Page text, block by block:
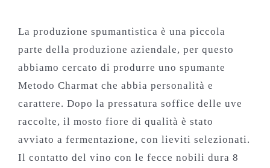
La produzione spumantistica è una piccola
parte della produzione aziendale, per questo
abbiamo cercato di produrre uno spumante
Metodo Charmat che abbia personalità e
carattere. Dopo la pressatura soffice delle uve
raccolte, il mosto fiore di qualità è stato
avviato a fermentazione, con lieviti selezionati.
Il contatto del vino con le fecce nobili dura 8